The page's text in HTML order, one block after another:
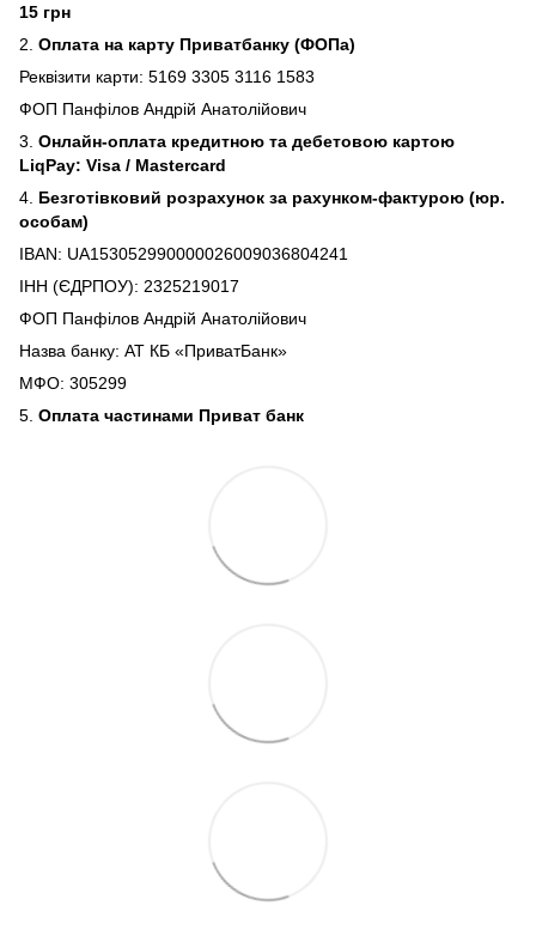
15 грн
2. Оплата на карту Приватбанку (ФОПа)
Реквізити карти: 5169 3305 3116 1583
ФОП Панфілов Андрій Анатолійович
3. Онлайн-оплата кредитною та дебетовою картою
LiqPay: Visa / Mastercard
4. Безготівковий розрахунок за рахунком-фактурою (юр.
особам)
IBAN: UA153052990000026009036804241
ІНН (ЄДРПОУ): 2325219017
ФОП Панфілов Андрій Анатолійович
Назва банку: АТ КБ «ПриватБанк»
МФО: 305299
5. Оплата частинами Приват банк